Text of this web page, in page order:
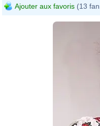
Ajouter aux favoris (13